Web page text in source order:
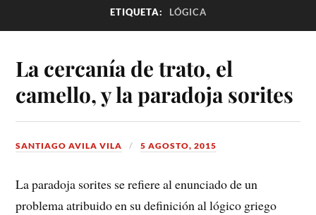
ETIQUETA: LÓGICA
La cercanía de trato, el
camello, y la paradoja sorites
SANTIAGO AVILA VILA 5 AGOSTO, 2015
La paradoja sorites se refiere al enunciado de un
problema atribuido en su definición al lógico griego